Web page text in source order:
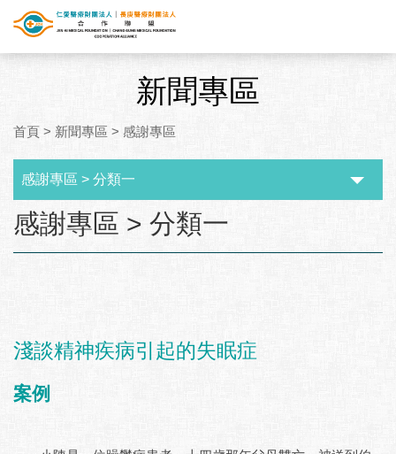
新聞專區
首頁 > 新聞專區 > 感謝專區
感謝專區 > 分類一
感謝專區 > 分類一
淺談精神疾病引起的失眠症
案例